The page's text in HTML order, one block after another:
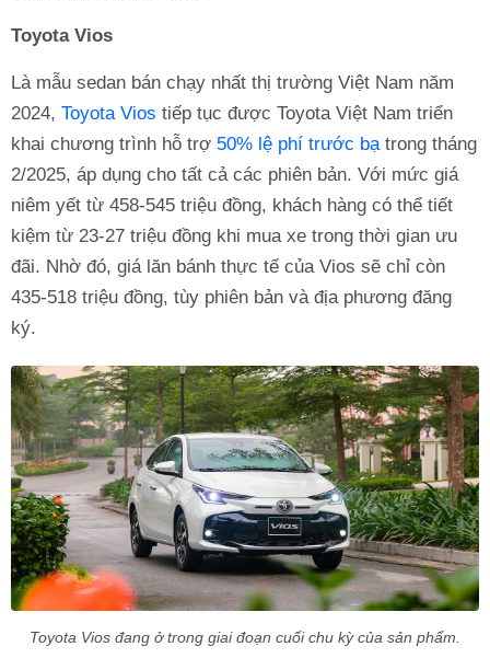
Toyota Vios
Là mẫu sedan bán chạy nhất thị trường Việt Nam năm
2024, Toyota Vios tiếp tục được Toyota Việt Nam triển
khai chương trình hỗ trợ 50% lệ phí trước bạtrong tháng
2/2025, áp dụng cho tất cả các phiên bản. Với mức giá
niêm yết từ 458-545 triệu đồng, khách hàng có thể tiết
kiệm từ 23-27 triệu đồng khi mua xe trong thời gian ưu
đãi. Nhờ đó, giá lăn bánh thực tế của Vios sẽ chỉ còn
435-518 triệu đồng, tùy phiên bản và địa phương đăng
ký.
Toyota Vios đang ở trong giai đoạn cuối chu kỳ của sản phẩm.